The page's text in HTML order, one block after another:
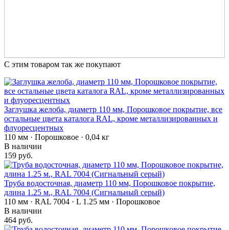
С этим товаром так же покупают
Заглушка желоба, диаметр 110 мм, Порошковое покрытие, все
остальные цвета каталога RAL, кроме металлизированных и
флуоресцентных
110 мм · Порошковое · 0,04 кг
В наличии
159 руб.
Труба водосточная, диаметр 110 мм, Порошковое покрытие,
длина 1.25 м., RAL 7004 (Сигнальный серый)
110 мм · RAL 7004 · L 1.25 мм · Порошковое
В наличии
464 руб.